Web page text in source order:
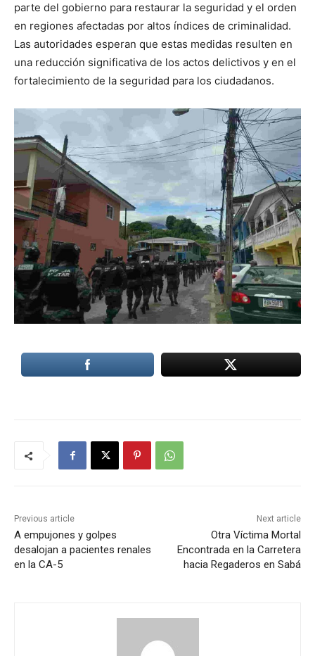
parte del gobierno para restaurar la seguridad y el orden
en regiones afectadas por altos índices de criminalidad.
Las autoridades esperan que estas medidas resulten en
una reducción significativa de los actos delictivos y en el
fortalecimiento de la seguridad para los ciudadanos.
Previous article
A empujones y golpes
desalojan a pacientes renales
en la CA-5
Next article
Otra Víctima Mortal
Encontrada en la Carretera
hacia Regaderos en Sabá